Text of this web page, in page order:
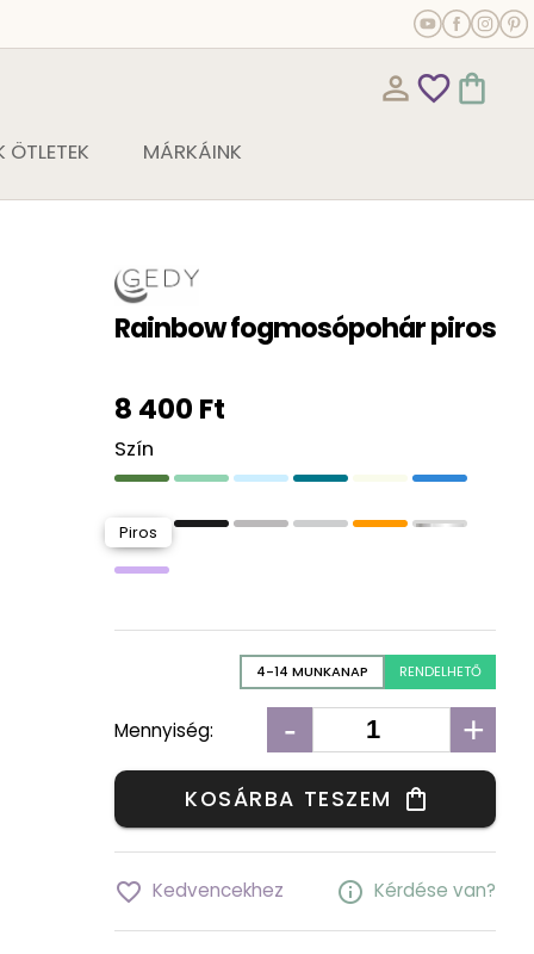
person_outline favorite_outline shopping_bag
MÁRKÁINK
Rainbow fogmosópohár piros
8 400 Ft
Szín
Piros
4-14 MUNKANAP RENDELHETŐ
Mennyiség: - +
KOSÁRBA TESZEM shopping_bag
favorite_border Kedvencekhez info Kérdése van?